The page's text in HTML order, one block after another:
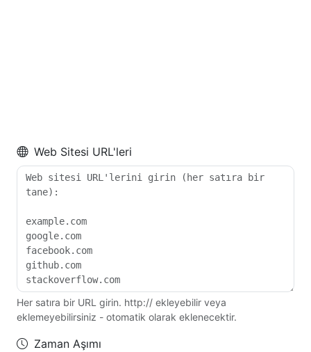
Web Sitesi URL'leri
Her satıra bir URL girin. http:// ekleyebilir veya
eklemeyebilirsiniz - otomatik olarak eklenecektir.
Zaman Aşımı